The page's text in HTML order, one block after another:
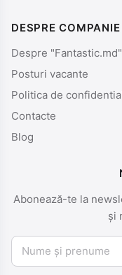
DESPRE COMPANIE
Despre "Fantastic.md"
Posturi vacante
Politica de
Contacte
Blog
Abonează-te la
și
Nume și prenume